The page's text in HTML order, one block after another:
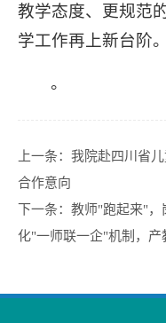
教学态度、更规范
学工作再上新台阶。
。
上一条： 我院赴四川省
合作意向
下一条： 教师"跑起来"
化"一师联一企"机制，产